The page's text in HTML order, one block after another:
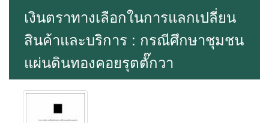
เงินตราทางเลือกในการแลกเปลี่ยน
สินค้าและบริการ : กรณีศึกษาชุมชน
แผ่นดินทองคอยรุตตั๊กวา